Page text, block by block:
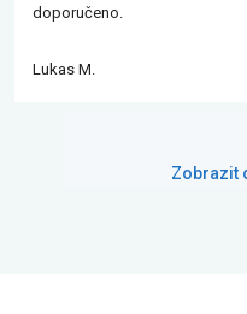
doporučeno.
Lukas M.
Zobrazit